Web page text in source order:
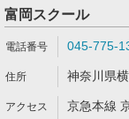
富岡スクール
045-775-
神奈川県
京急本線